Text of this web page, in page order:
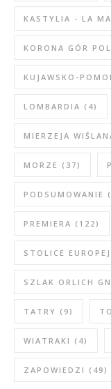
KASTYLIA - LA
KORONA GÓR
KUJAWSKO-
LOMBARDIA (4)
MIERZEJA
MORZE (37)
PODSUMOWANIE
PREMIERA (122)
STOLICE
SZLAK ORLICH
TATRY (9)
WIATRAKI (4)
ZAPOWIEDZI (49)